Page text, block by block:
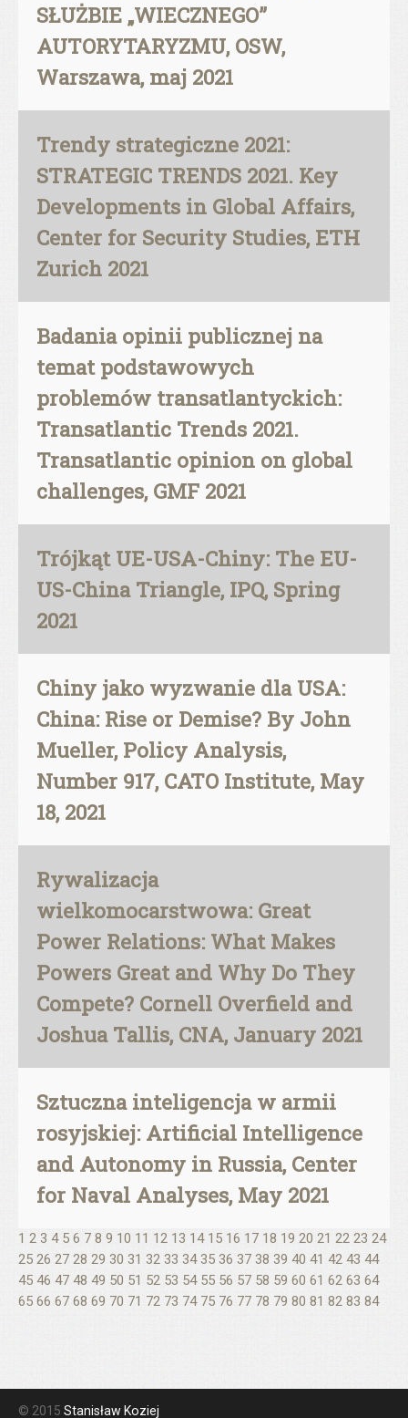
SŁUŻBIE „WIECZNEGO”
AUTORYTARYZMU, OSW,
Warszawa, maj 2021
Trendy strategiczne 2021:
STRATEGIC TRENDS 2021. Key
Developments in Global Affairs,
Center for Security Studies, ETH
Zurich 2021
Badania opinii publicznej na
temat podstawowych
problemów transatlantyckich:
Transatlantic Trends 2021.
Transatlantic opinion on global
challenges, GMF 2021
Trójkąt UE-USA-Chiny: The EU-
US-China Triangle, IPQ, Spring
2021
Chiny jako wyzwanie dla USA:
China: Rise or Demise? By John
Mueller, Policy Analysis,
Number 917, CATO Institute, May
18, 2021
Rywalizacja
wielkomocarstwowa: Great
Power Relations: What Makes
Powers Great and Why Do They
Compete? Cornell Overfield and
Joshua Tallis, CNA, January 2021
Sztuczna inteligencja w armii
rosyjskiej: Artificial Intelligence
and Autonomy in Russia, Center
for Naval Analyses, May 2021
1 2 3 4 5 6 7 8 9 10 11 12 13 14 15 16 17 18 19 20 21 22 23 24
25 26 27 28 29 30 31 32 33 34 35 36 37 38 39 40 41 42 43 44
45 46 47 48 49 50 51 52 53 54 55 56 57 58 59 60 61 62 63 64
65 66 67 68 69 70 71 72 73 74 75 76 77 78 79 80 81 82 83 84
© 2015 Stanisław Koziej